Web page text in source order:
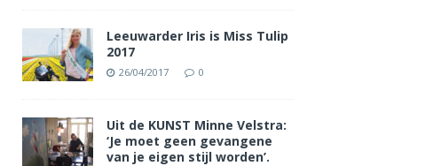
Leeuwarder Iris is Miss Tulip
2017
26/04/2017 0
Uit de KUNST Minne Velstra:
‘Je moet geen gevangene
van je eigen stijl worden’.